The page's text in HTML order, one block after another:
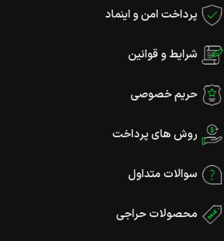
پرداخت امن و اینماد
شرایط و قوانین
حریم خصوصی
روش های پرداخت
سوالات متداول
محصولات حراجی